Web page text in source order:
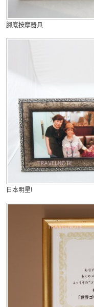
腳底按摩器具
日本明星!